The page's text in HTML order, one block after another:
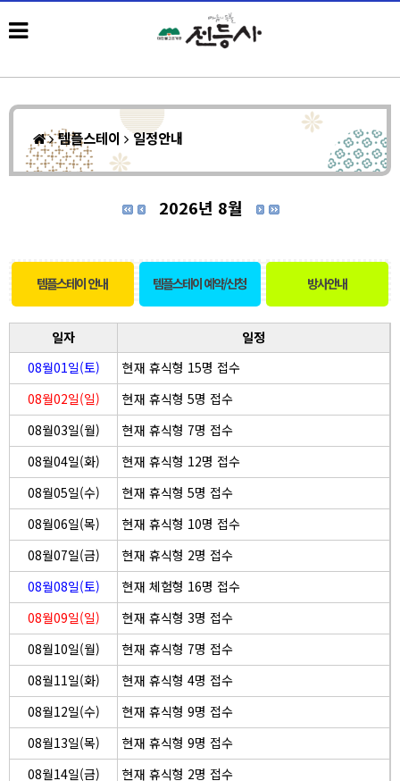
템플스테이 일정안내
2026년 8월
템플스테이 안내 템플스테이 예약/신청 방사안내
일자
일정
08월01일(토)
현재 휴식형 15명 접수
08월02일(일)
현재 휴식형 5명 접수
08월03일(월)
현재 휴식형 7명 접수
08월04일(화)
현재 휴식형 12명 접수
08월05일(수)
현재 휴식형 5명 접수
08월06일(목)
현재 휴식형 10명 접수
08월07일(금)
현재 휴식형 2명 접수
08월08일(토)
현재 체험형 16명 접수
08월09일(일)
현재 휴식형 3명 접수
08월10일(월)
현재 휴식형 7명 접수
08월11일(화)
현재 휴식형 4명 접수
08월12일(수)
현재 휴식형 9명 접수
08월13일(목)
현재 휴식형 9명 접수
08월14일(금)
현재 휴식형 2명 접수